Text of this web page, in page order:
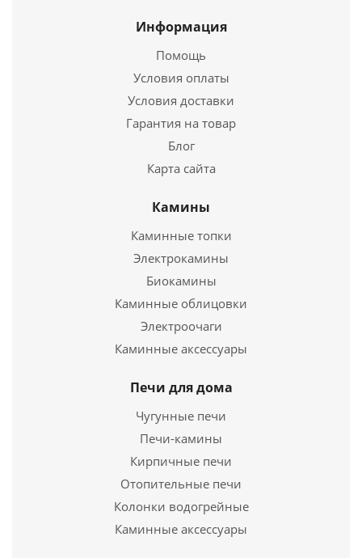
Подробнее
Купить в 1 клик
Чугунная печь для бани "УРАГАН" Ковка 28 (270)
66 080руб.
Информация
Помощь
Условия оплаты
Условия доставки
Гарантия на товар
Блог
Карта сайта
Камины
Каминные топки
Электрокамины
Биокамины
Каминные облицовки
Электроочаги
Каминные аксессуары
Печи для дома
Чугунные печи
Печи-камины
Кирпичные печи
Отопительные печи
Колонки водогрейные
Каминные аксессуары